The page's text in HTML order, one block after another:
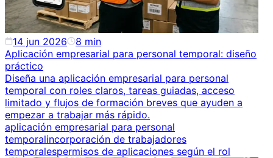
14 jun 2026 8 min
Aplicación empresarial para personal temporal: diseño
práctico
Diseña una aplicación empresarial para personal
temporal con roles claros, tareas guiadas, acceso
limitado y flujos de formación breves que ayuden a
empezar a trabajar más rápido.
aplicación empresarial para personal
temporalincorporación de trabajadores
temporalespermisos de aplicaciones según el rol